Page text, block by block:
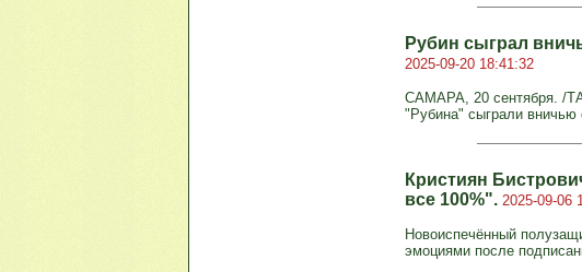
Рубин сыграл
2025-09-20 18:41:32
САМАРА, 20 сентября. /
"Рубина" сыграли вничью
Кристиян
все 100%". 2025-09-06
Новоиспечённый
эмоциями после